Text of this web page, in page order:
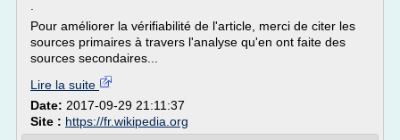
Pour améliorer la vérifiabilité de l'article, merci de citer les
sources primaires à travers l'analyse qu'en ont faite des
sources secondaires...
Lire la suite
Date: 2017-09-29 21:11:37
Site : https://fr.wikipedia.org